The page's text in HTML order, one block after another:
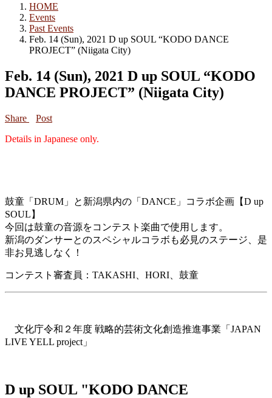
HOME
Events
Past Events
Feb. 14 (Sun), 2021 D up SOUL “KODO DANCE
PROJECT” (Niigata City)
Feb. 14 (Sun), 2021 D up SOUL “KODO
DANCE PROJECT” (Niigata City)
Share
Post
Details in Japanese only.
鼓童「DRUM」と新潟県内の「DANCE」コラボ企画【D up
SOUL】
今回は鼓童の音源をコンテスト楽曲で使用します。
新潟のダンサーとのスペシャルコラボも必見のステージ、是
非お見逃しなく！
コンテスト審査員：TAKASHI、HORI、鼓童
文化庁令和２年度 戦略的芸術文化創造推進事業「JAPAN
LIVE YELL project」
D up SOUL "KODO DANCE